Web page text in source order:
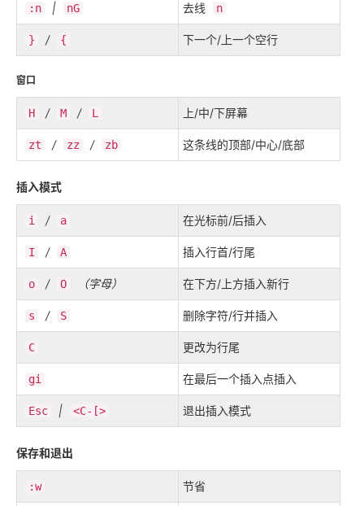
:n | nG 去线 n
} / { 下一个/上一个空行
窗口
H / M / L 上/中/下屏幕
zt / zz / zb 这条线的顶部/中心/底部
插入模式
i / a 在光标前/后插入
I / A 插入行首/行尾
o / O （字母） 在下方/上方插入新行
s / S 删除字符/行并插入
C 更改为行尾
gi 在最后一个插入点插入
Esc | <C-[> 退出插入模式
保存和退出
:w 节省